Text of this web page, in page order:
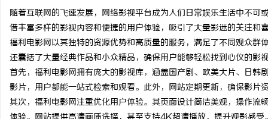
随着互联网的飞速发展，网络影视平台成为人们日常娱乐生活中不
借丰富多样的影视内容和便捷的用户体验，吸引了大量影迷的关注和
福利电影网以其独特的资源优势和高质量的服务，满足了不同观众
还囊括了大量经典作品和小众精品，确保用户能够轻松找到心仪的影
首先，福利电影网拥有庞大的影视库，涵盖国产剧、欧美大片、日
影片，用户都能一站式检索和观看。此外，网站定期更新，确保影片
其次，福利电影网注重优化用户体验。其页面设计简洁美观，操作